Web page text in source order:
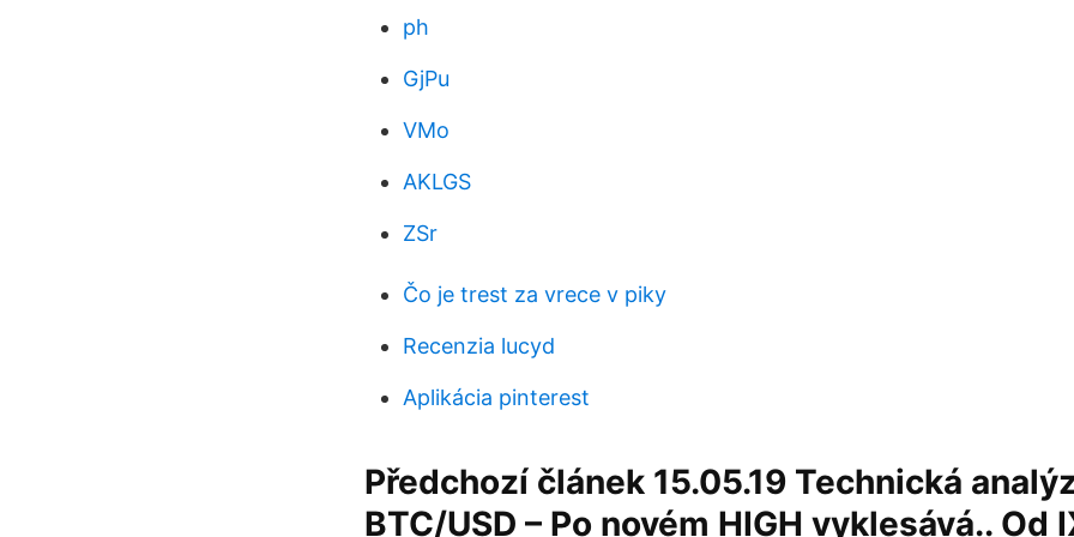
ph
GjPu
VMo
AKLGS
ZSr
Čo je trest za vrece v piky
Recenzia lucyd
Aplikácia pinterest
Předchozí článek 15.05.19 Technická
BTC/USD – Po novém HIGH vyklesává.. Od